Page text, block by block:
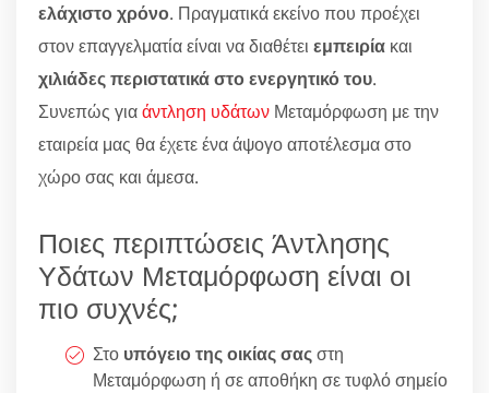
ελάχιστο χρόνο. Πραγματικά εκείνο που προέχει
στον επαγγελματία είναι να διαθέτει εμπειρία και
χιλιάδες περιστατικά στο ενεργητικό του.
Συνεπώς γιαάντληση υδάτων Μεταμόρφωση με την
εταιρεία μας θα έχετε ένα άψογο αποτέλεσμα στο
χώρο σας και άμεσα.
Ποιες περιπτώσεις Άντλησης
Υδάτων Μεταμόρφωση είναι οι
πιο συχνές;
Στο υπόγειο της οικίας σαςστη
Μεταμόρφωση ή σε αποθήκη σε τυφλό σημείο